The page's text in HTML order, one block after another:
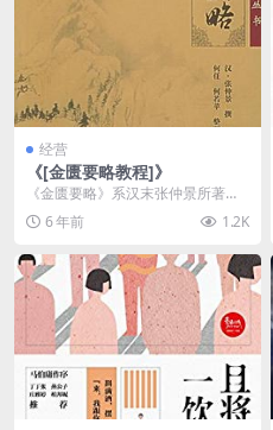
经营
《[金匮要略教程]》
《金匮要略》系汉末张仲景所著，
是理论与实践相结合的中医经典著
作，为历代学习、研究...
6 年前 1.2K